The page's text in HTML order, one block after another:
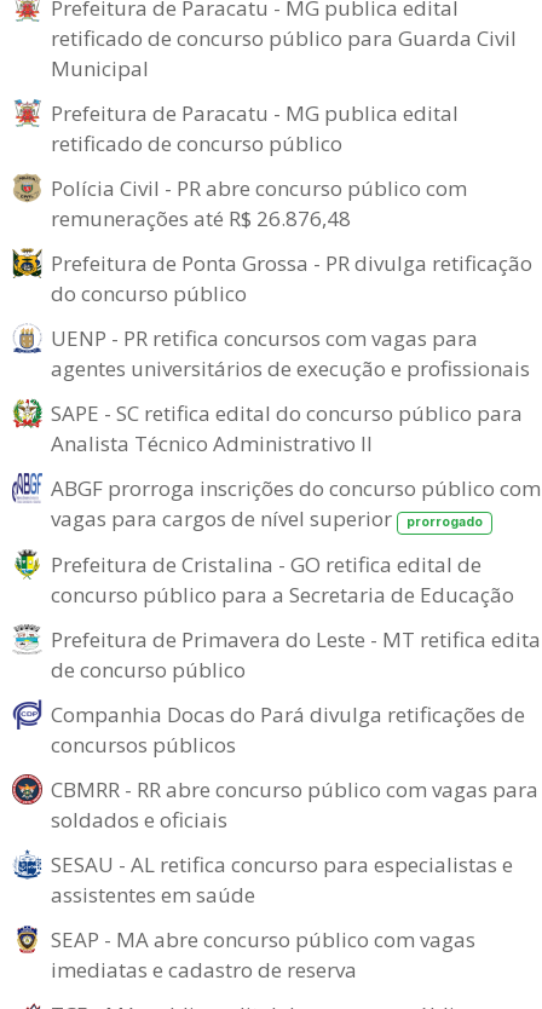
Prefeitura de Paracatu - MG publica edital
retificado de concurso público para Guarda Civil
Municipal
Prefeitura de Paracatu - MG publica edital
retificado de concurso público
Polícia Civil - PR abre concurso público com
remunerações até R$ 26.876,48
Prefeitura de Ponta Grossa - PR divulga retificação
do concurso público
UENP - PR retifica concursos com vagas para
agentes universitários de execução e profissionais
SAPE - SC retifica edital do concurso público para
Analista Técnico Administrativo II
ABGF prorroga inscrições do concurso público com
vagas para cargos de nível superior
prorrogado
Prefeitura de Cristalina - GO retifica edital de
concurso público para a Secretaria de Educação
Prefeitura de Primavera do Leste - MT retifica
de concurso público
Companhia Docas do Pará divulga retificações de
concursos públicos
CBMRR - RR abre concurso público com vagas para
soldados e oficiais
SESAU - AL retifica concurso para especialistas e
assistentes em saúde
SEAP - MA abre concurso público com vagas
imediatas e cadastro de reserva